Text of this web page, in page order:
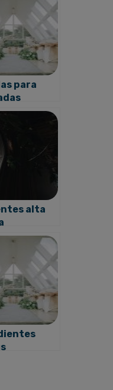
para
alta